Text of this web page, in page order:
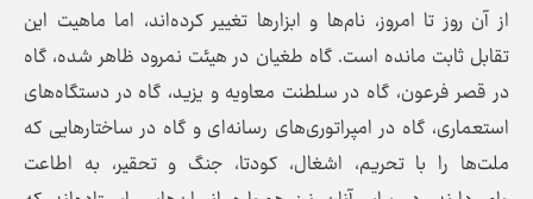
از آن روز تا امروز، نام‌ها و ابزارها تغییر کرده‌اند، اما ماهیت این
تقابل ثابت مانده است. گاه طغیان در هیئت نمرود ظاهر شده، گاه
در قصر فرعون، گاه در سلطنت معاویه و یزید، گاه در دستگاه‌های
استعماری، گاه در امپراتوری‌های رسانه‌ای و گاه در ساختارهایی که
ملت‌ها را با تحریم، اشغال، کودتا، جنگ و تحقیر، به اطاعت